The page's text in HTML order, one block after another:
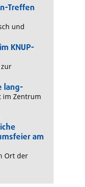
Treffen
und
KNUP-
lang-
im Zentrum
am
Ort der